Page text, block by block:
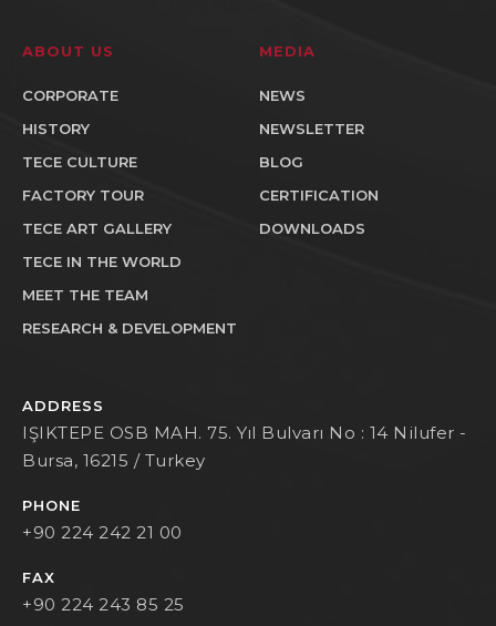
ABOUT US
CORPORATE
HISTORY
TECE CULTURE
FACTORY TOUR
TECE ART GALLERY
TECE IN THE WORLD
MEET THE TEAM
RESEARCH & DEVELOPMENT
MEDIA
NEWS
NEWSLETTER
BLOG
CERTIFICATION
DOWNLOADS
ADDRESS
IŞIKTEPE OSB MAH. 75. Yıl Bulvarı No : 14 Nilufer -
Bursa, 16215 / Turkey
PHONE
+90 224 242 21 00
FAX
+90 224 243 85 25